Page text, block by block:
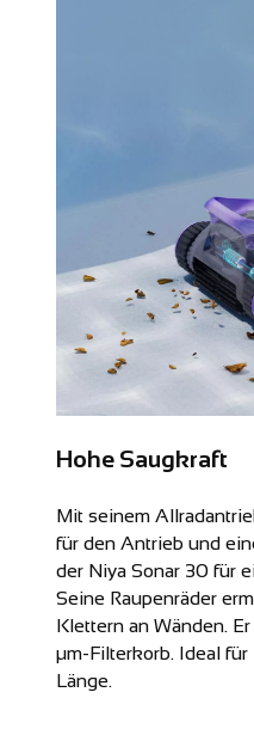
Hohe Saugkraft
Mit seinem
für den Antrieb und
der Niya Sonar 30 für
Seine Raupenräder
Klettern an Wänden.
µm-Filterkorb. Ideal
Länge.